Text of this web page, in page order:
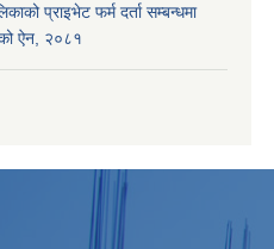
प्राइभेट फर्म दर्ता सम्बन्धमा
ऐन, २०८१